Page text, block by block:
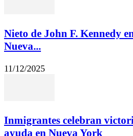
Nieto de John F. Kennedy
Nueva...
11/12/2025
Inmigrantes celebran
ayuda en Nueva York